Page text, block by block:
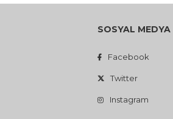
SOSYAL MEDYA
Facebook
Twitter
Instagram